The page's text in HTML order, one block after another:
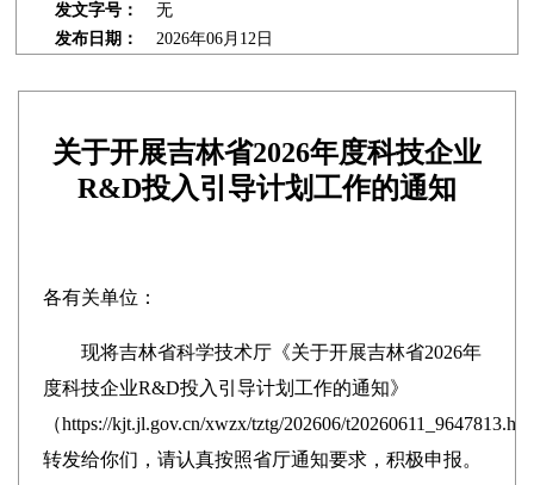
发文字号：
无
发布日期：
2026年06月12日
关于开展吉林省2026年度科技企业
R&D投入引导计划工作的通知
各有关单位：
现将吉林省科学技术厅《关于开展吉林省2026年
度科技企业R&D投入引导计划工作的通知》
（https://kjt.jl.gov.cn/xwzx/tztg/202606/
转发给你们，请认真按照省厅通知要求，积极申报。